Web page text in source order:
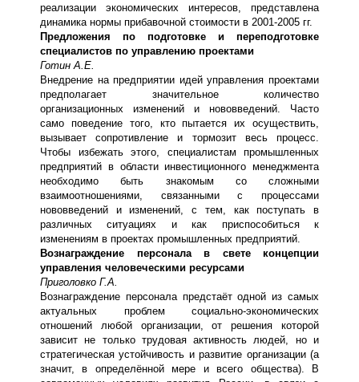
реализации экономических интересов, представлена
динамика нормы прибавочной стоимости в 2001-2005 гг.
Предложения по подготовке и переподготовке
специалистов по управлению проектами
Готин А.Е.
Внедрение на предприятии идей управления проектами
предполагает значительное количество
организационных изменений и нововведений. Часто
само поведение того, кто пытается их осуществить,
вызывает сопротивление и тормозит весь процесс.
Чтобы избежать этого, специалистам промышленных
предприятий в области инвестиционного менеджмента
необходимо быть знакомым со сложными
взаимоотношениями, связанными с процессами
нововведений и изменений, с тем, как поступать в
различных ситуациях и как приспособиться к
изменениям в проектах промышленных предприятий.
Вознаграждение персонала в свете концепции
управления человеческими ресурсами
Приголовко Г.А.
Вознаграждение персонала предстаёт одной из самых
актуальных проблем социально-экономических
отношений любой организации, от решения которой
зависит не только трудовая активность людей, но и
стратегическая устойчивость и развитие организации (а
значит, в определённой мере и всего общества). В